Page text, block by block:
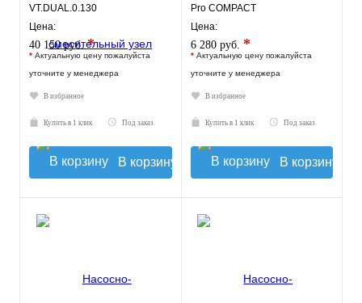
VT.DUAL.0.130
Цена:
40 150 руб.*
* Актуальную цену пожалуйста
уточните у менеджера
В избранное
Купить в 1 клик Под заказ
В корзину
Pro COMPACT
Цена:
6 280 руб. *
* Актуальную цену пожалуйста
уточните у менеджера
В избранное
Купить в 1 клик Под заказ
В корзину